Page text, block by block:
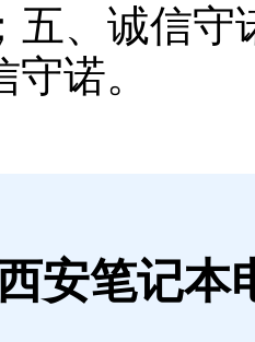
五、诚信
诺。
安笔记本